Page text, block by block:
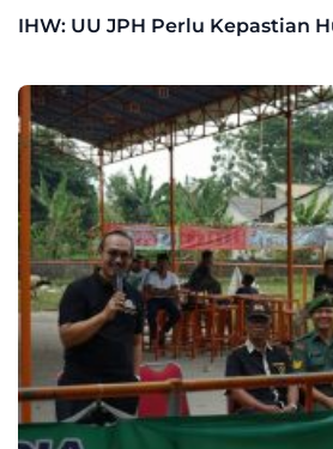
IHW: UU JPH Perlu Kepastian